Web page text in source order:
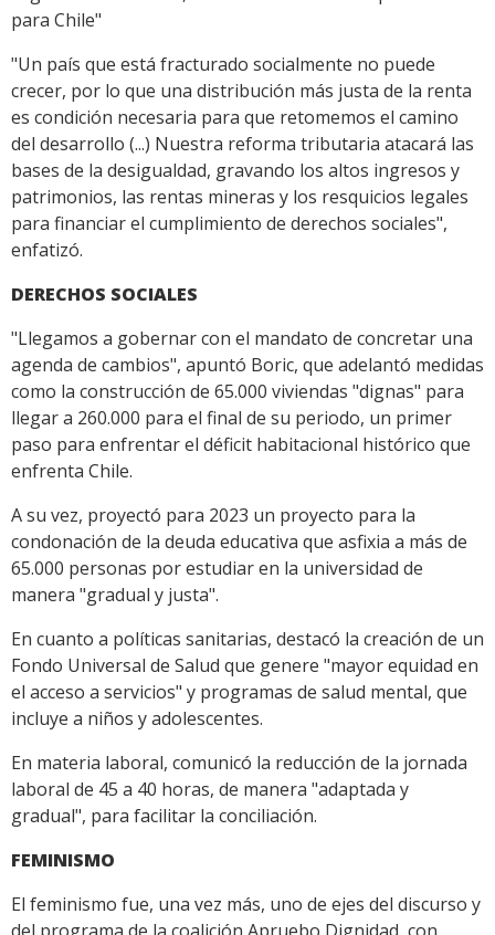
para Chile"
"Un país que está fracturado socialmente no puede
crecer, por lo que una distribución más justa de la renta
es condición necesaria para que retomemos el camino
del desarrollo (...) Nuestra reforma tributaria atacará las
bases de la desigualdad, gravando los altos ingresos y
patrimonios, las rentas mineras y los resquicios legales
para financiar el cumplimiento de derechos sociales",
enfatizó.
DERECHOS SOCIALES
"Llegamos a gobernar con el mandato de concretar una
agenda de cambios", apuntó Boric, que adelantó medidas
como la construcción de 65.000 viviendas "dignas" para
llegar a 260.000 para el final de su periodo, un primer
paso para enfrentar el déficit habitacional histórico que
enfrenta Chile.
A su vez, proyectó para 2023 un proyecto para la
condonación de la deuda educativa que asfixia a más de
65.000 personas por estudiar en la universidad de
manera "gradual y justa".
En cuanto a políticas sanitarias, destacó la creación de un
Fondo Universal de Salud que genere "mayor equidad en
el acceso a servicios" y programas de salud mental, que
incluye a niños y adolescentes.
En materia laboral, comunicó la reducción de la jornada
laboral de 45 a 40 horas, de manera "adaptada y
gradual", para facilitar la conciliación.
FEMINISMO
El feminismo fue, una vez más, uno de ejes del discurso y